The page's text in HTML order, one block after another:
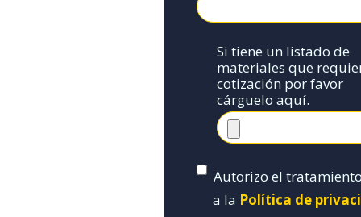
Si tiene un listado de
materiales que
cotización por favor
cárguelo aquí.
Autorizo el
a la Política de